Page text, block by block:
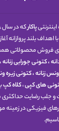
پاکار
بلند پروازانه
ی فروش محصولاتی
،کتونی جورابی زنانه
زنانه،کتونی زیره
های کپی،کلاه کپ
و جلب رضایت
فیزیکی در